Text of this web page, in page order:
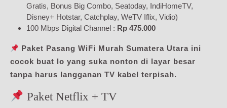
Gratis, Bonus Big Combo, Seatoday, IndiHomeTV,
Disney+ Hotstar, Catchplay, WeTV Iflix, Vidio)
100 Mbps Digital Channel : Rp 475.000
Paket Pasang WiFi Murah Sumatera Utara ini
cocok buat lo yang suka nonton di layar besar
tanpa harus langganan TV kabel terpisah.
Paket Netflix + TV